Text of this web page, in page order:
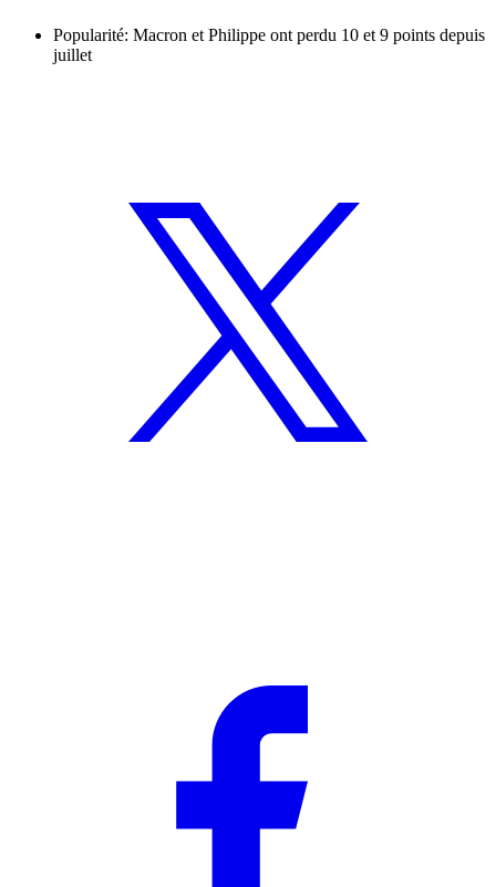
Popularité: Macron et Philippe ont perdu 10 et 9 points depuis
juillet